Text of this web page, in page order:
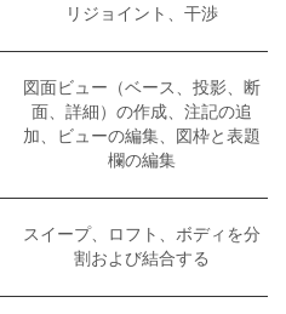
リジョイント、干渉
図面ビュー（ベース、投影、断
面、詳細）の作成、注記の追
加、ビューの編集、図枠と表題
欄の編集
スイープ、ロフト、ボディを分
割および結合する